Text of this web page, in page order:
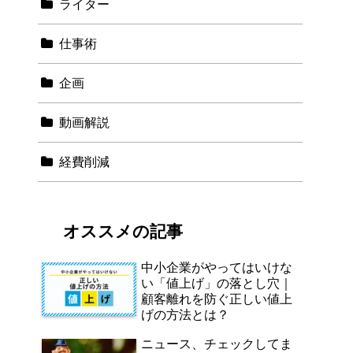
ライター
仕事術
企画
動画解説
経費削減
オススメの記事
中小企業がやってはいけな
い「値上げ」の落とし穴｜
顧客離れを防ぐ正しい値上
げの方法とは？
ニュース、チェックしてま